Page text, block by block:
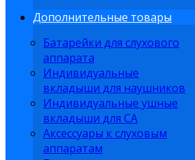
Дополнительные товары
Батарейки для слухового
аппарата
Индивидуальные
вкладыши для наушников
Индивидуальные ушные
вкладыши для СА
Аксессуары к слуховым
аппаратам